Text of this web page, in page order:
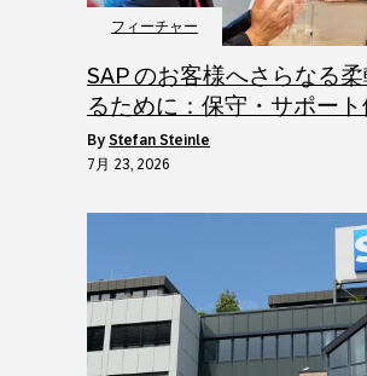
フィーチャー
SAP のお客様へさらなる
るために：保守・サポー
by Stefan Steinle
7月 23, 2026